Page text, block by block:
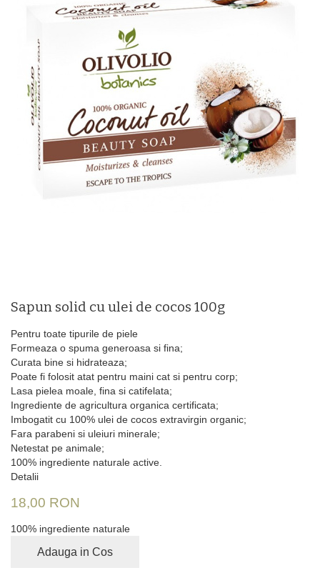
Sapun solid cu ulei de cocos 100g
Pentru toate tipurile de piele
Formeaza o spuma generoasa si fina;
Curata bine si hidrateaza;
Poate fi folosit atat pentru maini cat si pentru corp;
Lasa pielea moale, fina si catifelata;
Ingrediente de agricultura organica certificata;
Imbogatit cu 100% ulei de cocos extravirgin organic;
Fara parabeni si uleiuri minerale;
Netestat pe animale;
100% ingrediente naturale active.
Detalii
18,00 RON
100% ingrediente naturale
Adauga in Cos